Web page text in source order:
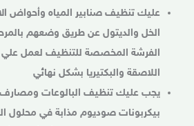
عليك تنظيف صنابير المياه وأحواض
الخل والديتول عن طريق وضعهم
الفرشة المخصصة للتنظيف لعمل علي
اللاصقة والبكتيريا بشكل نهائي
يجب عليك تنظيف البالوعات ومصارف
بيكربونات صوديوم مذابة في محلول